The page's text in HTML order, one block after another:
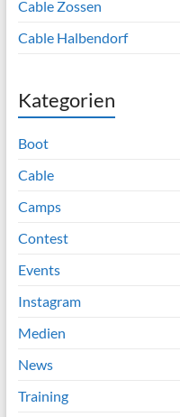
Cable Zossen
Cable Halbendorf
Kategorien
Boot
Cable
Camps
Contest
Events
Instagram
Medien
News
Training